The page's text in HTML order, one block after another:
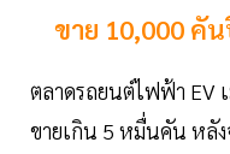
ขาย 10,000 คั
ตลาดรถยนต์ไฟฟ้า EV
ขายเกิน 5 หมื่นคัน หลั